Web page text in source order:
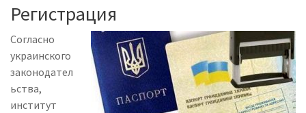
Регистрация
Согласно
украинского
законодател
ьства,
институт